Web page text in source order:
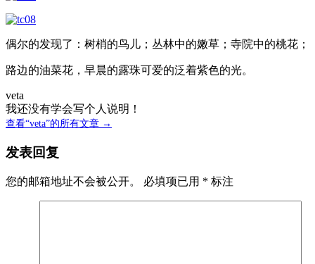
偶尔的发现了：树梢的鸟儿；丛林中的嫩草；寺院中的桃花；
路边的油菜花，早晨的露珠可爱的泛着紫色的光。
veta
我还没有学会写个人说明！
查看“veta”的所有文章 →
发表回复
您的邮箱地址不会被公开。 必填项已用 * 标注